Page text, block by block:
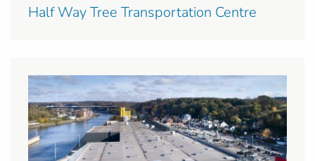
Half Way Tree Transportation Centre